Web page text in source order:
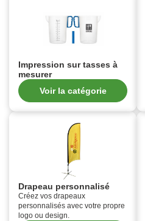
Impression sur tasses à
mesurer
Voir la catégorie
Drapeau personnalisé
Créez vos drapeaux
personnalisés avec votre propre
logo ou design.